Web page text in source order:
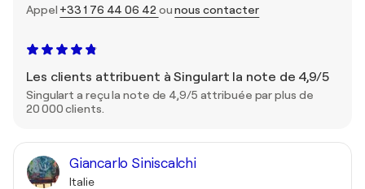
Appel +33 1 76 44 06 42 ounous contacter
Les clients attribuent à Singulart la note de 4,9/5
Singulart a reçu la note de 4,9/5 attribuée par plus de
20 000 clients.
Giancarlo Siniscalchi
Italie